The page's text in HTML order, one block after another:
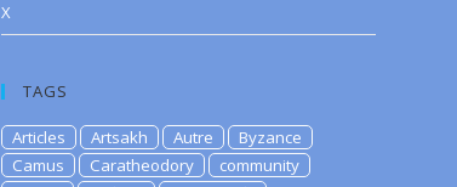
X
TAGS
Articles Artsakh Autre
Byzance
Camus
Caratheodory
community